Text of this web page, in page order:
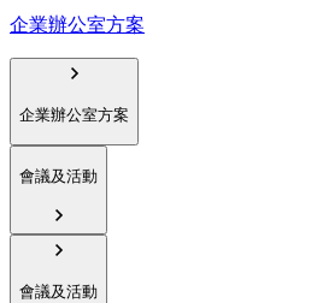
企業辦公室方案
企業辦公室方案
會議及活動
會議及活動